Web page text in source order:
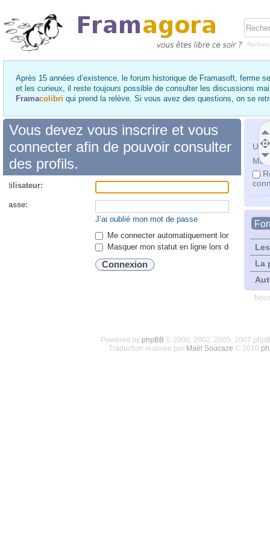
Après 15 années d’existence, le forum historique de Framasoft, ferme
et les curieux, il reste toujours possible de consulter les discussions
Framacolibri qui prend la relève. Si vous avez des questions, on se
Mot
La
Vous devez vous inscrire et vous
connecter afin de pouvoir consulter
des profils.
passe:
J’ai oublié mon mot de passe
Me connecter automatiquement lors de
Masquer mon statut en ligne lors de cette
Powered by phpBB© 2000, 2002, 2005, 2007
Traduction réalisée par Maël Soucaze © 2010